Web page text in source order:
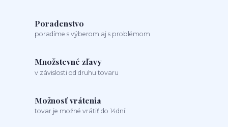
Poradenstvo
poradíme s výberom aj s problémom
Množstevné zľavy
v závislosti od druhu tovaru
Možnosť vrátenia
tovar je možné vrátiť do 14dní